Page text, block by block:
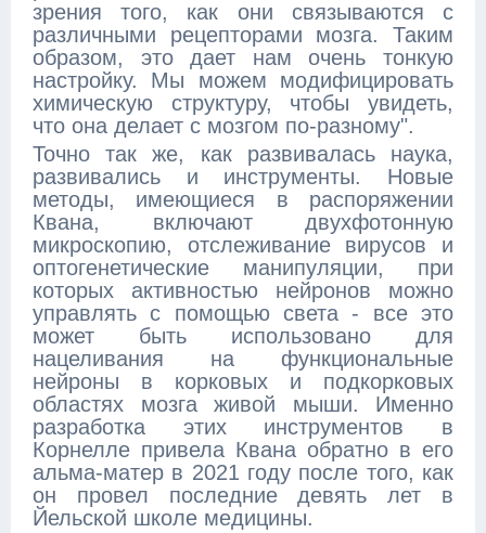
зрения того, как они связываются с
различными рецепторами мозга. Таким
образом, это дает нам очень тонкую
настройку. Мы можем модифицировать
химическую структуру, чтобы увидеть,
что она делает с мозгом по-разному".
Точно так же, как развивалась наука,
развивались и инструменты. Новые
методы, имеющиеся в распоряжении
Квана, включают двухфотонную
микроскопию, отслеживание вирусов и
оптогенетические манипуляции, при
которых активностью нейронов можно
управлять с помощью света - все это
может быть использовано для
нацеливания на функциональные
нейроны в корковых и подкорковых
областях мозга живой мыши. Именно
разработка этих инструментов в
Корнелле привела Квана обратно в его
альма-матер в 2021 году после того, как
он провел последние девять лет в
Йельской школе медицины.